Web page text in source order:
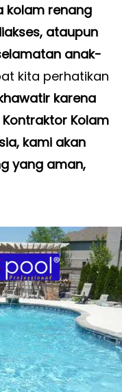
kolam renang
ataupun
anak-
kita perhatikan
karena
Kolam
kami akan
yang aman,